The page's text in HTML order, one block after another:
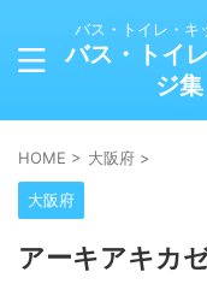
バス・トイレ・キ
バス・トイ
ジ
HOME > 大阪府 >
大阪府
アーキアキカ